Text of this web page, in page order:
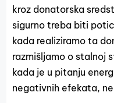
kroz donatorska
sigurno treba biti
kada realiziramo ta
razmišljamo o stalnoj
kada je u pitanju
negativnih efekata,